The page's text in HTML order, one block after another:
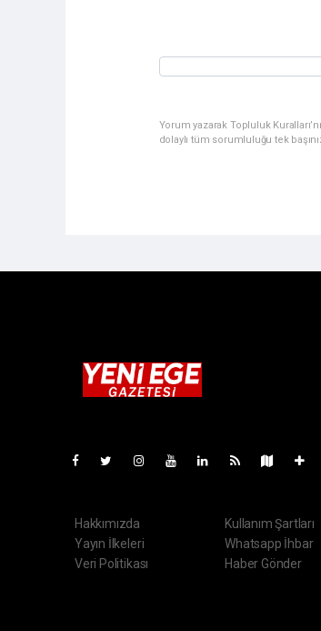
Yorum yazarak Topluluk
dolaylı tüm sorumluluğu tek
Hakkımızda
Yayın İlkeleri
Veri Politikası
Kullanım Şartları
Whatsapp İhbar
Haber Gönder